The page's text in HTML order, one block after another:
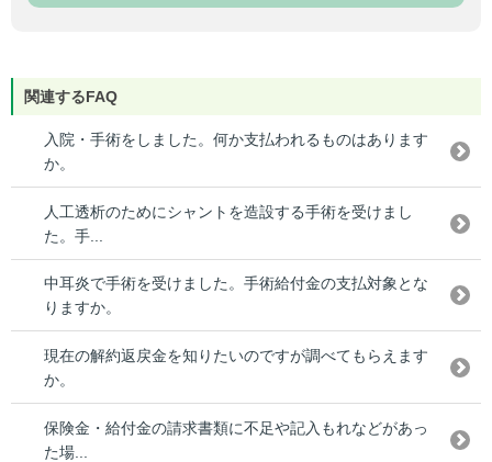
関連するFAQ
入院・手術をしました。何か支払われるものはあります
か。
人工透析のためにシャントを造設する手術を受けまし
た。手...
中耳炎で手術を受けました。手術給付金の支払対象とな
りますか。
現在の解約返戻金を知りたいのですが調べてもらえます
か。
保険金・給付金の請求書類に不足や記入もれなどがあっ
た場...